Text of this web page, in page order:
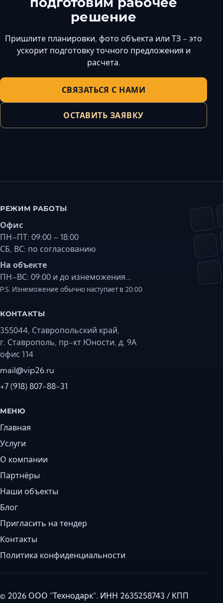
решение
Пришлите планировки, фото объекта или ТЗ - это
ускорит подготовку точного предложения и
расчета.
СВЯЗАТЬСЯ С НАМИ
ОСТАВИТЬ ЗАЯВКУ
РЕЖИМ РАБОТЫ
Офис
ПН–ПТ: 09:00 – 18:00
СБ, ВС: по согласованию
На объекте
ПН–ВС: 09:00 и до изнеможения...
P.S. Изнеможение обычно наступает в 20:00
КОНТАКТЫ
355044, Ставропольский край,
г. Ставрополь, пр-кт Юности, д. 9А
офис 114
mail@vip26.ru
+7 (918) 807-88-31
МЕНЮ
Главная
Услуги
О компании
Партнёры
Наши объекты
Блог
Пригласить на тендер
Контакты
Политика конфиденциальности
© 2026 ООО "Технодарк". ИНН 2635258743 / КПП